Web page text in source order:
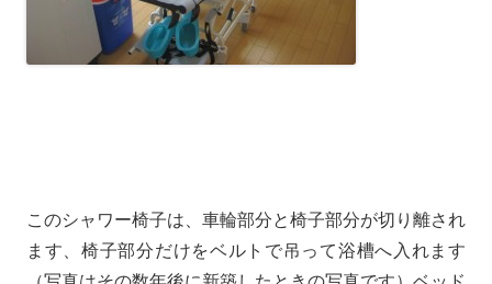
このシャワー椅子は、車輪部分と椅子部分が切り離され
ます、椅子部分だけをベルトで吊って浴槽へ入れます